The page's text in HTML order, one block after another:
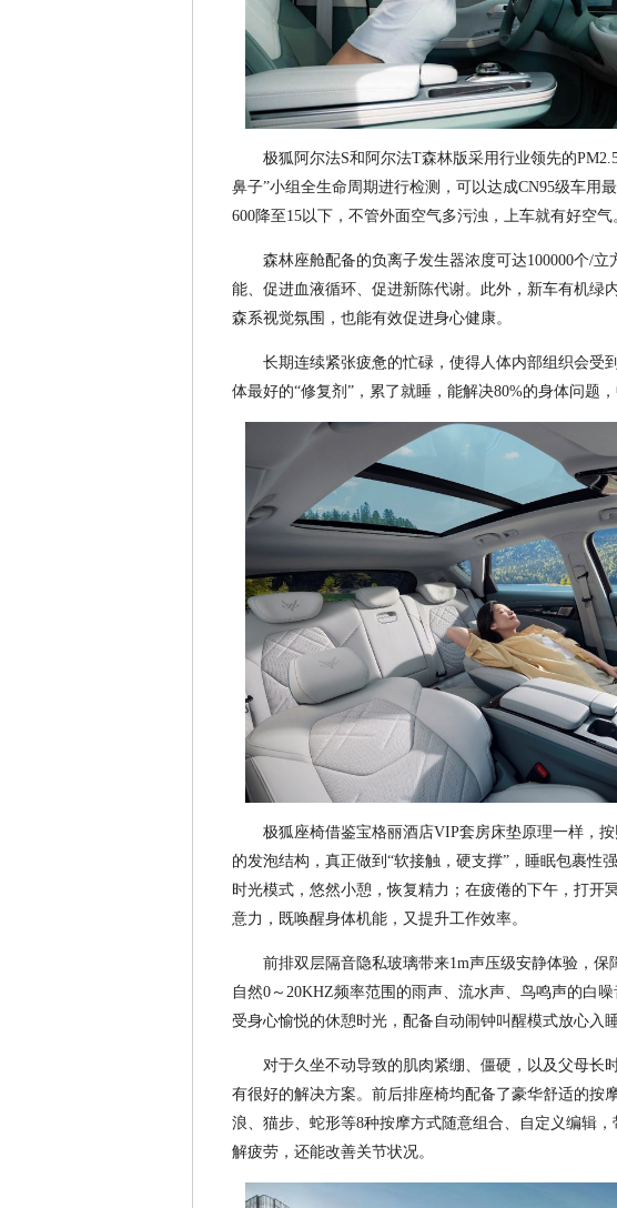
极狐阿尔法S和阿尔法T森林版采用行业领先的
鼻子”小组全生命周期进行检测，可以达成CN95级车用
600降至15以下，不管外面空气多污浊，上车就有好空气
森林座舱配备的负离子发生器浓度可达100000个/
能、促进血液循环、促进新陈代谢。此外，新车有机绿
森系视觉氛围，也能有效促进身心健康。
长期连续紧张疲惫的忙碌，使得人体内部组织会受
体最好的“修复剂”，累了就睡，能解决80%的身体问题
极狐座椅借鉴宝格丽酒店VIP套房床垫原理一样，
的发泡结构，真正做到“软接触，硬支撑”，睡眠包裹性
时光模式，悠然小憩，恢复精力；在疲倦的下午，打开
意力，既唤醒身体机能，又提升工作效率。
前排双层隔音隐私玻璃带来1m声压级安静体验，
自然0～20KHZ频率范围的雨声、流水声、鸟鸣声的白
受身心愉悦的休憩时光，配备自动闹钟叫醒模式放心入睡
对于久坐不动导致的肌肉紧绷、僵硬，以及父母长
有很好的解决方案。前后排座椅均配备了豪华舒适的按
浪、猫步、蛇形等8种按摩方式随意组合、自定义编辑
解疲劳，还能改善关节状况。